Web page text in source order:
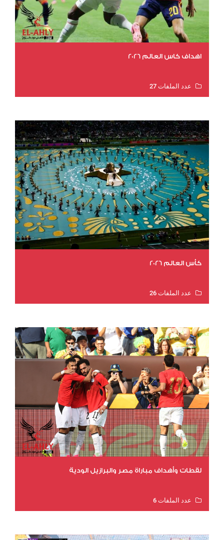
اهداف كاس العالم 2026
عدد الملفات 27
كأس العالم 2026
عدد الملفات 26
لقطات وأهداف مباراة مصر والبرازيل الودية
عدد الملفات 6